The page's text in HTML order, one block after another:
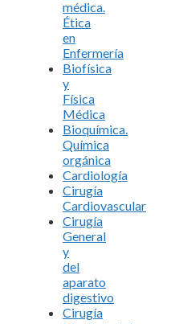
médica.
Ética
en
Enfermería
Biofísica
y
Física
Médica
Bioquímica.
Química
orgánica
Cardiología
Cirugía
Cardiovascular
Cirugía
General
y
del
aparato
digestivo
Cirugía